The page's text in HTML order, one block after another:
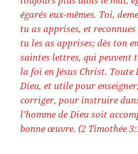
égarés eux-mêmes. Toi,
tu as apprises, et
tu les as apprises; dès ton
saintes lettres, qui peuvent
la foi en Jésus Christ.
Dieu, et utile pour
corriger, pour instruire
l’homme de Dieu soit
bonne œuvre. (2 Timothée